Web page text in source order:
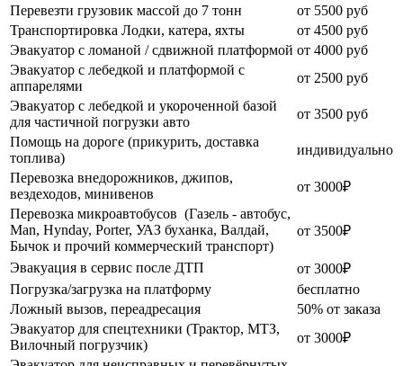
Перевезти грузовик массой до 7 тонн
от 5500 руб
Транспортировка Лодки, катера, яхты
от 4500 руб
Эвакуатор c ломаной / сдвижной платформой от 4000 руб
Эвакуатор с лебедкой и платформой с
аппарелями
от 2500 руб
Эвакуатор с лебедкой и укороченной базой
для частичной погрузки авто
от 3500 руб
Помощь на дороге (прикурить, доставка
топлива)
индивидуально
Перевозка внедорожников, джипов,
вездеходов, минивенов
от 3000₽
Перевозка микроавтобусов (Газель - автобус,
Man, Hynday, Porter, УАЗ буханка, Валдай,
Бычок и прочий коммерческий транспорт)
от 3500₽
Эвакуация в сервис после ДТП
от 3000₽
Погрузка/загрузка на платформу
бесплатно
Ложный вызов, переадресация
50% от заказа
Эвакуатор для спецтехники (Трактор, МТЗ,
Вилочный погрузчик)
от 3000₽